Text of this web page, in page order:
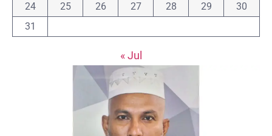
24
25 26 27 28 29
30
31
« Jul